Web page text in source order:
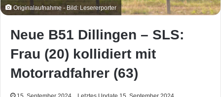
Originalaufnahme - Bild: Lesererporter
Neue B51 Dillingen – SLS:
Frau (20) kollidiert mit
Motorradfahrer (63)